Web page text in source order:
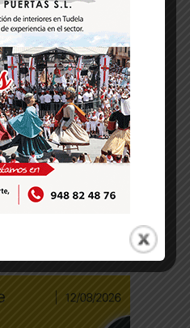
de que la
y
a nuestro